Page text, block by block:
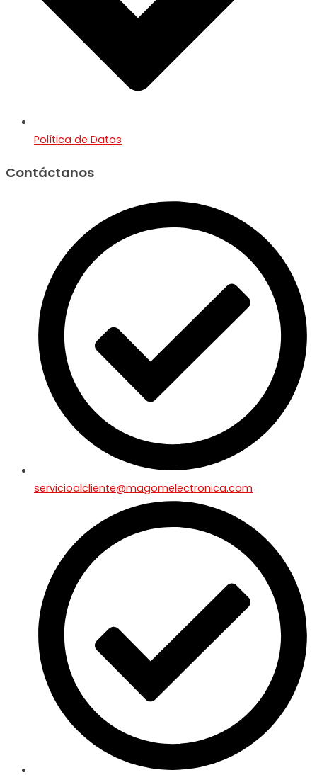
Política de Datos
Contáctanos
servicioalcliente@magomelectronica.com